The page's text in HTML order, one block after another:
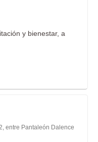
y bienestar, a
entre Pantaleón Dalence